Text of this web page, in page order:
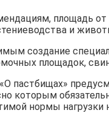
площадь от
и
создание
площадок,
пастбищах»
которым
нормы